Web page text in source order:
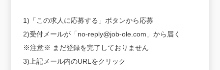
1)「この求人に応募する」ボタンから応募
2)受付メールが「no-reply@job-ole.com」から届く
※注意※ まだ登録を完了しておりません
3)上記メール内のURLをクリック